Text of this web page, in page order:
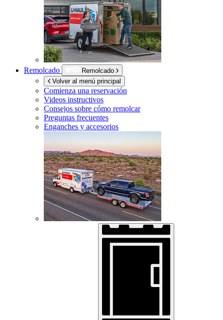
Remolcado
Remolcado
Volver al menú principal
Comienza una reservación
Videos instructivos
Consejos sobre cómo remolcar
Preguntas frecuentes
Enganches y accesorios